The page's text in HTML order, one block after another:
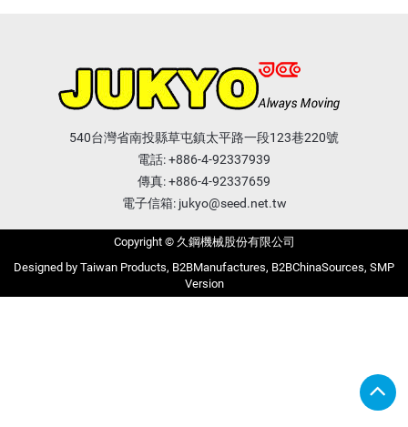
540台灣省南投縣草屯鎮太平路一段123巷220號
電話:+886-4-92337939
傳真: +886-4-92337659
電子信箱: jukyo@seed.net.tw
Copyright © 久鋼機械股份有限公司
Taiwan Products B2BManufactures B2BChinaSources SMP
Version